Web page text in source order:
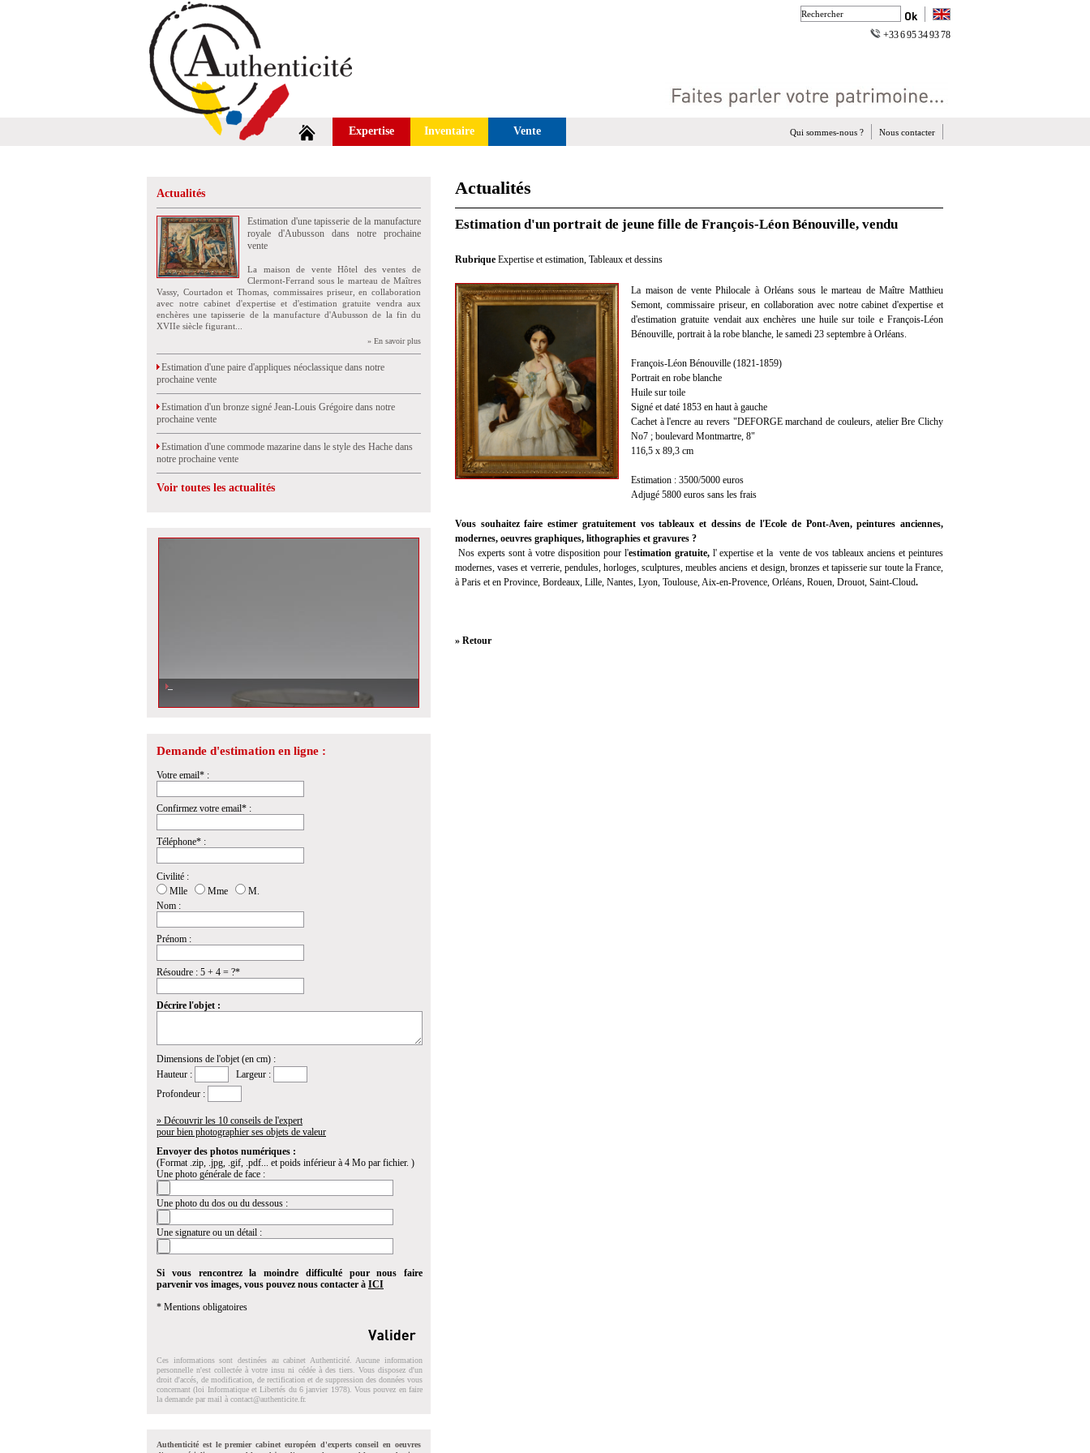
+33 6 95 34 93 78
Expertise Inventaire Vente Nous contacter
Qui sommes-nous ?
Actualités
Estimation d'une tapisserie de la manufacture
royale d'Aubusson dans notre prochaine
vente
La maison de vente Hôtel des ventes de
Clermont-Ferrand sous le marteau de Maîtres
Vassy, Courtadon et Thomas, commissaires priseur, en collaboration
avec notre cabinet d'expertise et d'estimation gratuite vendra aux
enchères une tapisserie de la manufacture d'Aubusson de la fin du
XVIIe siècle figurant...
» En savoir plus
Estimation d'une paire d'appliques néoclassique dans notre
prochaine vente
Estimation d'un bronze signé Jean-Louis Grégoire dans notre
prochaine vente
Estimation d'une commode mazarine dans le style des Hache dans
notre prochaine vente
Voir toutes les actualités
Demande d'estimation en ligne :
Votre email* :
Confirmez votre email* :
Téléphone* :
Civilité :
Mlle
Mme
M.
Nom :
Prénom :
Résoudre : 5 + 4 = ?*
Décrire l'objet :
Dimensions de l'objet (en cm) :
Hauteur :
Largeur :
Profondeur :
» Découvrir les 10 conseils de l'expert
pour bien photographier ses objets de valeur
Envoyer des photos numériques :
(Format .zip, .jpg, .gif, .pdf... et poids inférieur à 4 Mo par fichier. )
Une photo générale de face :
Une photo du dos ou du dessous :
Une signature ou un détail :
Si vous rencontrez la moindre difficulté pour nous faire
parvenir vos images, vous pouvez nous contacter à ICI
* Mentions obligatoires
Ces informations sont destinées au cabinet Authenticité. Aucune information
personnelle n'est collectée à votre insu ni cédée à des tiers. Vous disposez d'un
droit d'accés, de modification, de rectification et de suppression des données vous
concernant (loi Informatique et Libertés du 6 janvier 1978). Vous pouvez en faire
la demande par mail à contact@authenticite.fr.
Authenticité est le premier cabinet européen d'experts conseil en oeuvres
Actualités
Estimation d'un portrait de jeune fille de François-Léon Bénouville, vendu
Rubrique Expertise et estimation, Tableaux et dessins
La maison de vente Philocale à Orléans sous le marteau de Maître Matthieu
Semont, commissaire priseur, en collaboration avec notre cabinet d'expertise et
d'estimation gratuite vendait aux enchères une huile sur toile e François-Léon
Bénouville, portrait à la robe blanche, le samedi 23 septembre à Orléans.
François-Léon Bénouville (1821-1859)
Portrait en robe blanche
Huile sur toile
Signé et daté 1853 en haut à gauche
Cachet à l'encre au revers "DEFORGE marchand de couleurs, atelier Bre Clichy
No7 ; boulevard Montmartre, 8"
116,5 x 89,3 cm
Estimation : 3500/5000 euros
Adjugé 5800 euros sans les frais
Vous souhaitez faire estimer gratuitement vos tableaux et dessins de l'Ecole de Pont-Aven, peintures anciennes,
modernes, oeuvres graphiques, lithographies et gravures ?
Nos experts sont à votre disposition pour l'estimation gratuite, l'expertise et lavente de vos tableaux anciens et peintures
modernes, vases et verrerie, pendules, horloges, sculptures, meubles anciens et design, bronzes et tapisserie sur toute la France,
à Paris et en Province, Bordeaux, Lille, Nantes, Lyon, Toulouse, Aix-en-Provence, Orléans, Rouen, Drouot, Saint-Cloud.
» Retour